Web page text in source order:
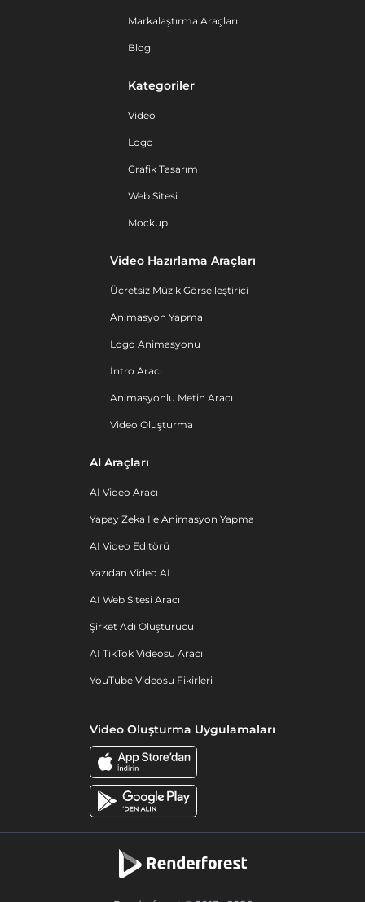
Markalaştırma Araçları
Blog
Kategoriler
Video
Logo
Grafik Tasarım
Web Sitesi
Mockup
Video Hazırlama Araçları
Ücretsiz Müzik Görselleştirici
Animasyon Yapma
Logo Animasyonu
İntro Aracı
Animasyonlu Metin Aracı
Video Oluşturma
AI Araçları
AI Video Aracı
Yapay Zeka Ile Animasyon Yapma
AI Video Editörü
Yazıdan Video AI
AI Web Sitesi Aracı
Şirket Adı Oluşturucu
AI TikTok Videosu Aracı
YouTube Videosu Fikirleri
Video Oluşturma Uygulamaları